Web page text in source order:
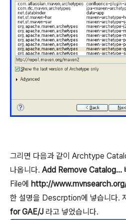
그리면 다음과 같이 Archtype
나옵니다. Add Remove Catalog...
File에 http://
한 설명을 Descrption에 넣습니다.
for GAE/J 라고 넣었습니다.